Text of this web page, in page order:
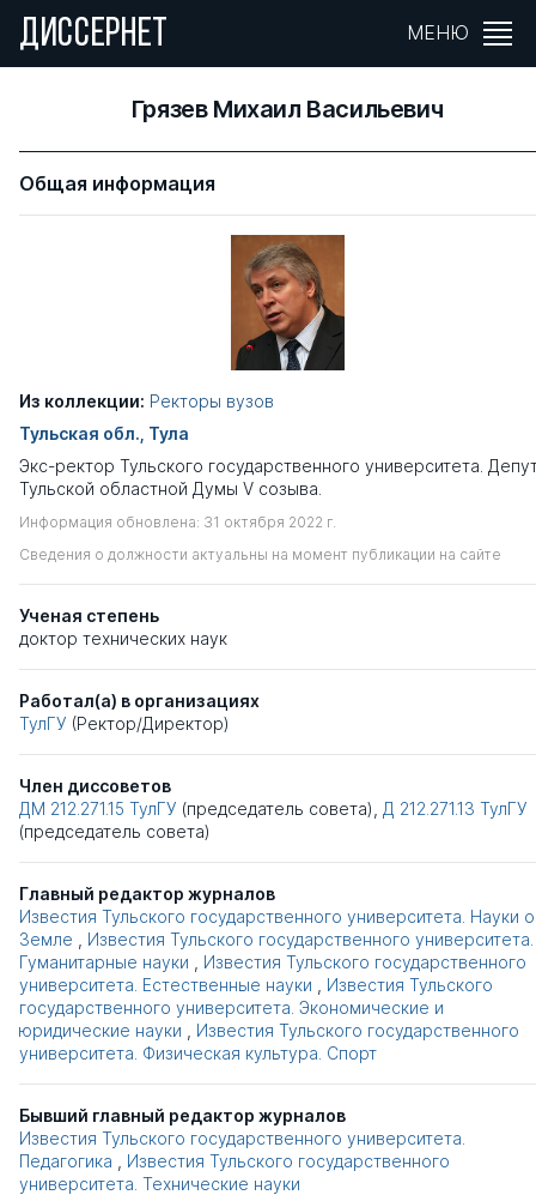
ДИССЕРНЕТ МЕНЮ
Грязев Михаил Васильевич
Общая информация
Из коллекции: Ректоры вузов
Тульская обл., Тула
Экс-ректор Тульского государственного университета.
Тульской областной Думы V созыва.
Информация обновлена: 31 октября 2022 г.
Сведения о должности актуальны на момент публикации на сайте
Ученая степень
доктор технических наук
Работал(а) в организациях
ТулГУ (Ректор/Директор)
Член диссоветов
ДМ 212.271.15 ТулГУ (председатель совета), Д 212.271.13 ТулГУ
(председатель совета)
Главный редактор журналов
Известия Тульского государственного университета. Науки о
Земле
Известия Тульского государственного университета.
Гуманитарные науки
Известия Тульского государственного
университета. Естественные науки
Известия Тульского
государственного университета. Экономические и
юридические науки
Известия Тульского государственного
университета. Физическая культура. Спорт
Бывший главный редактор журналов
Известия Тульского государственного университета.
Педагогика
Известия Тульского государственного
университета. Технические науки